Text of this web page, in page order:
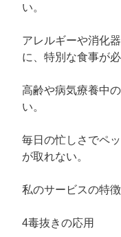
い。
アレルギーや消化
に、特別な食事が必
高齢や病気療養中
い。
毎日の忙しさでペ
が取れない。
私のサービスの特徴
4毒抜きの応用